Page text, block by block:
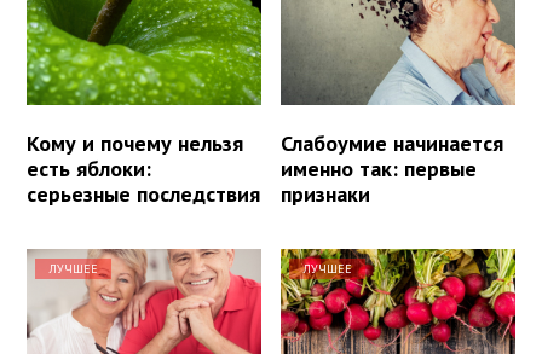
Кому и почему нельзя
есть яблоки:
серьезные последствия
Слабоумие начинается
именно так: первые
признаки
ЛУЧШЕЕ ЛУЧШЕЕ